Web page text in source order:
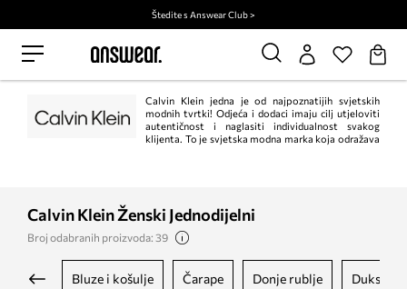
Štedite s Answear Club >
Calvin Klein jedna je od najpoznatijih svjetskih
modnih tvrtki! Odjeća i dodaci imaju cilj utjeloviti
autentičnost i naglasiti individualnost svakog
klijenta. To je svjetska modna marka koja odražava
Calvin Klein Ženski Jednodijelni
Broj odabranih proizvoda: 39
bluze i košulje čarape donje rublje